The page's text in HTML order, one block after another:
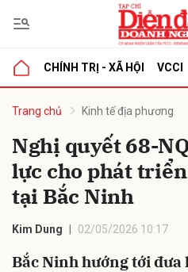
CHÍNH TRỊ - XÃ HỘI VCCI
Trang chủ Kinh tế địa phương
Nghị quyết 68-
lực cho phát
tại Bắc Ninh
Kim Dung 02/05/2026 10:17
Bắc Ninh hướng tới
luận